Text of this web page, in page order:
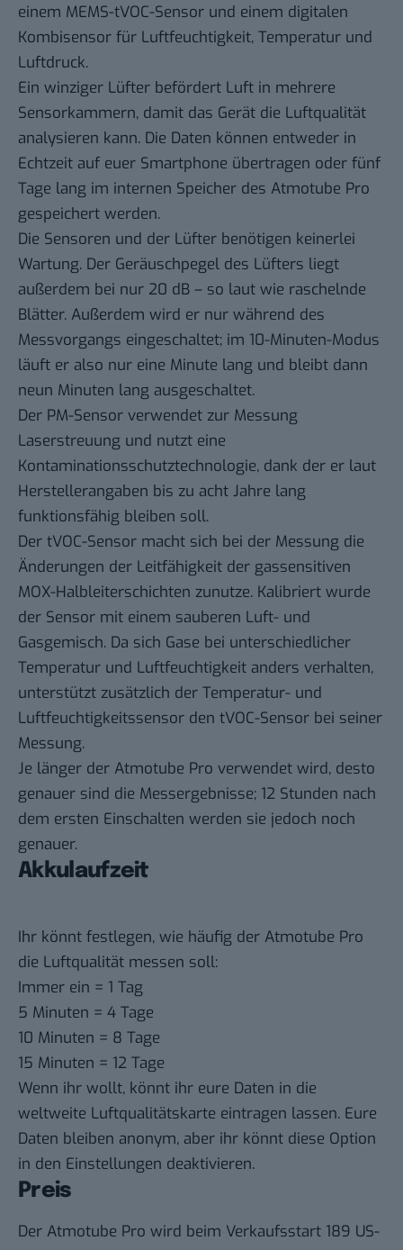
einem MEMS-tVOC-Sensor und einem digitalen
Kombisensor für Luftfeuchtigkeit, Temperatur und
Luftdruck.
Ein winziger Lüfter befördert Luft in mehrere
Sensorkammern, damit das Gerät die Luftqualität
analysieren kann. Die Daten können entweder in
Echtzeit auf euer Smartphone übertragen oder fünf
Tage lang im internen Speicher des Atmotube Pro
gespeichert werden.
Die Sensoren und der Lüfter benötigen keinerlei
Wartung. Der Geräuschpegel des Lüfters liegt
außerdem bei nur 20 dB – so laut wie raschelnde
Blätter. Außerdem wird er nur während des
Messvorgangs eingeschaltet; im 10-Minuten-Modus
läuft er also nur eine Minute lang und bleibt dann
neun Minuten lang ausgeschaltet.
Der PM-Sensor verwendet zur Messung
Laserstreuung und nutzt eine
Kontaminationsschutztechnologie, dank der er laut
Herstellerangaben bis zu acht Jahre lang
funktionsfähig bleiben soll.
Der tVOC-Sensor macht sich bei der Messung die
Änderungen der Leitfähigkeit der gassensitiven
MOX-Halbleiterschichten zunutze. Kalibriert wurde
der Sensor mit einem sauberen Luft- und
Gasgemisch. Da sich Gase bei unterschiedlicher
Temperatur und Luftfeuchtigkeit anders verhalten,
unterstützt zusätzlich der Temperatur- und
Luftfeuchtigkeitssensor den tVOC-Sensor bei seiner
Messung.
Je länger der Atmotube Pro verwendet wird, desto
genauer sind die Messergebnisse; 12 Stunden nach
dem ersten Einschalten werden sie jedoch noch
genauer.
Akkulaufzeit
Ihr könnt festlegen, wie häufig der Atmotube Pro
die Luftqualität messen soll:
Immer ein = 1 Tag
5 Minuten = 4 Tage
10 Minuten = 8 Tage
15 Minuten = 12 Tage
Wenn ihr wollt, könnt ihr eure Daten in die
weltweite Luftqualitätskarte eintragen lassen. Eure
Daten bleiben anonym, aber ihr könnt diese Option
in den Einstellungen deaktivieren.
Preis
Der Atmotube Pro wird beim Verkaufsstart 189 US-